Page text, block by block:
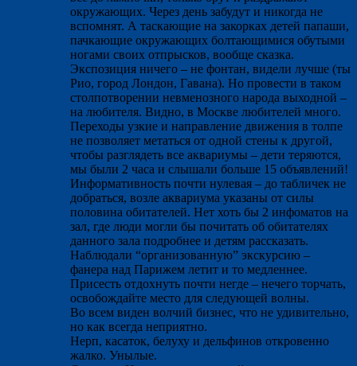
окружающих. Через день забудут и никогда не
вспомнят. А таскающие на закорках детей папаши,
пачкающие окружающих болтающимися обутыми
ногами своих отпрысков, вообще сказка.
Экспозиция ничего – не фонтан, видели лучше (ты
Рио, город Лондон, Гавана). Но провести в таком
столпотворении невменозного народа выходной –
на любителя. Видно, в Москве любителей много.
Переходы узкие и направление движения в толпе
не позволяет метаться от одной стены к другой,
чтобы разглядеть все аквариумы – дети теряются,
мы были 2 часа и слышали больше 15 объявлений!
Информативность почти нулевая – до табличек не
добраться, возле аквариума указаны от силы
половина обитателей. Нет хоть бы 2 инфоматов на
зал, где люди могли бы почитать об обитателях
данного зала подробнее и детям рассказать.
Наблюдали “организованную” экскурсию –
фанера над Парижем летит и то медленнее.
Присесть отдохнуть почти негде – нечего торчать,
освобождайте место для следующей волны.
Во всем виден волчий бизнес, что не удивительно,
но как всегда неприятно.
Нерп, касаток, белуху и дельфинов откровенно
жалко. Унылые.